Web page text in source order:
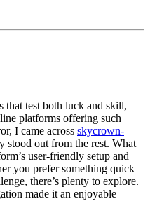
that test both luck and skill,
platforms offering such
I came across skycrown-
stood out from the rest. What
user-friendly setup and
you prefer something quick
there’s plenty to explore.
made it an enjoyable